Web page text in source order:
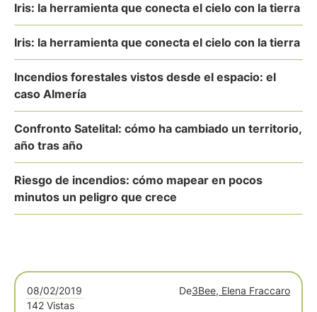
Iris: la herramienta que conecta el cielo con la tierra
Iris: la herramienta que conecta el cielo con la tierra
Incendios forestales vistos desde el espacio: el
caso Almería
Confronto Satelital: cómo ha cambiado un territorio,
año tras año
Riesgo de incendios: cómo mapear en pocos
minutos un peligro que crece
08/02/2019 De3Bee, Elena Fraccaro
142 Vistas